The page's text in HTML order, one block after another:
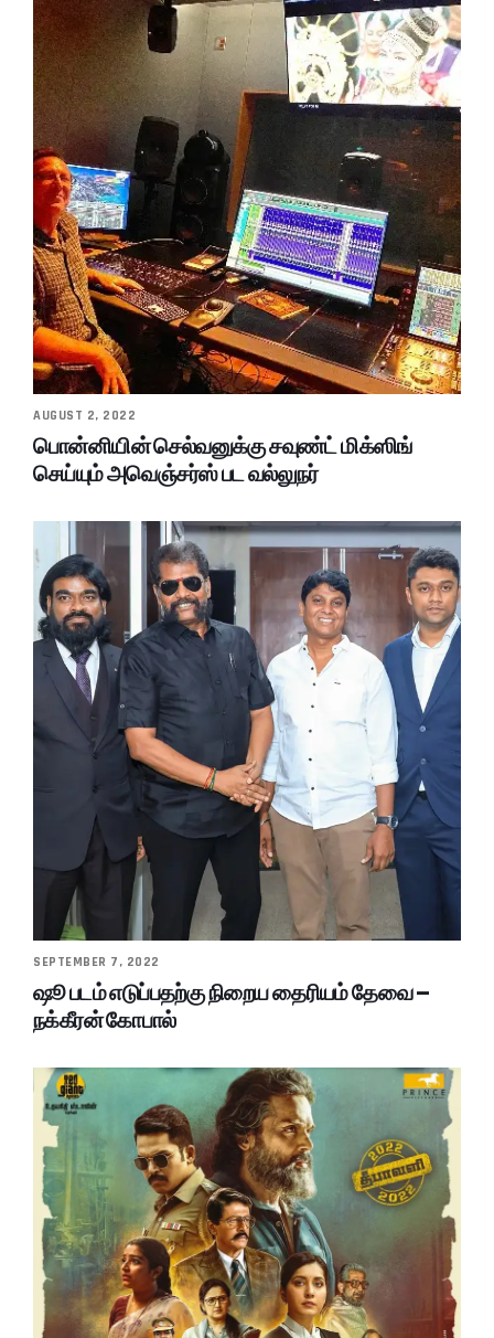
AUGUST 2, 2022
பொன்னியின் செல்வனுக்கு சவுண்ட் மிக்ஸிங்
செய்யும் அவெஞ்சர்ஸ் பட வல்லுநர்
SEPTEMBER 7, 2022
ஷூ படம் எடுப்பதற்கு நிறைய தைரியம் தேவை –
நக்கீரன் கோபால்